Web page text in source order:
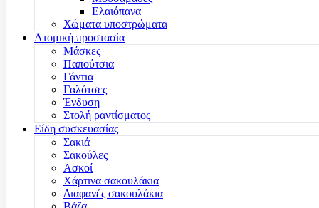
Ελαιόπανα
Χώματα υποστρώματα
Ατομική προστασία
Μάσκες
Παπούτσια
Γάντια
Γαλότσες
Ένδυση
Στολή ραντίσματος
Είδη συσκευασίας
Σακιά
Σακούλες
Ασκοί
Χάρτινα σακουλάκια
Διαφανές σακουλάκια